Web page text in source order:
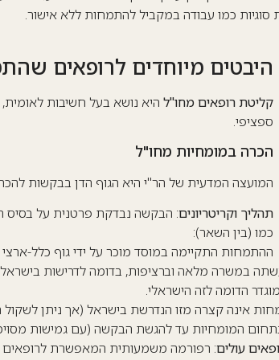
סוגיות כמו עבודה במקביל להתמחות ללא אישור.
היבטים מיוחדים לרופאים
קליטת רופאים מחו"ל היא נושא בעל חשיבות
ספציפי.
הכרה במומחיות מחו"ל
המועצה המדעית של הר"י היא הגוף הדן בבקשות
תהליך וקריטריונים: הבקשה נבדקת פרטנית על בסיס
כמו (בין השאר):
ההתמחות התקיימה במוסד מוכר על ידי גוף כלל-
במשרה מלאה וברציפות, בדומה לדרישות
הדומה לזה הישראלי.
אינה קצרה מזו הנדרשת בישראל (אך ניתן
המומחיות עד להגשת הבקשה (עם גמישות
עולים: רפורמה משמעותית המאפשרת לרופאים